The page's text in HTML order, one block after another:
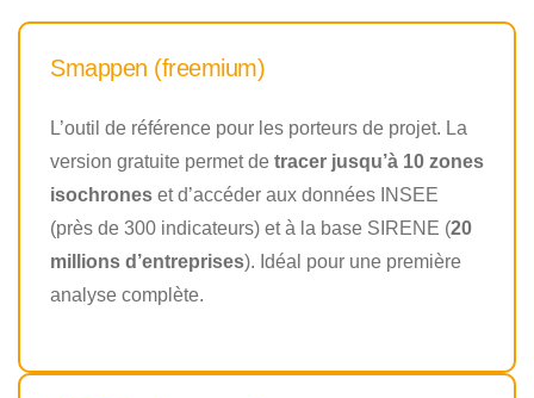
Smappen (freemium)
L’outil de référence pour les porteurs de projet. La
version gratuite permet de tracer jusqu’à 10 zones
isochrones et d’accéder aux données INSEE
(près de 300 indicateurs) et à la base SIRENE (20
millions d’entreprises). Idéal pour une première
analyse complète.